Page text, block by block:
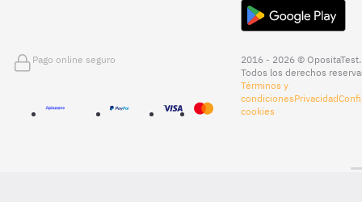
Pago online seguro
2016 - 2026 © OpositaTest.
Todos los derechos
Términos y
condicionesPrivacidad
cookies